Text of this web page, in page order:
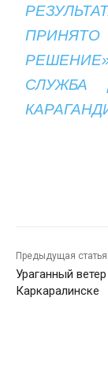
СЛУЖБА
Предыдущая статья
Ураганный
Каркаралинске